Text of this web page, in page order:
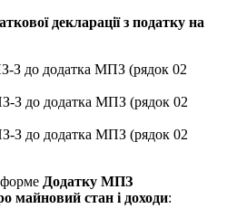
декларації з податку на
З до додатка МПЗ (рядок 02
З до додатка МПЗ (рядок 02
З до додатка МПЗ (рядок 02
Додатку МПЗ
майновий стан і доходи: